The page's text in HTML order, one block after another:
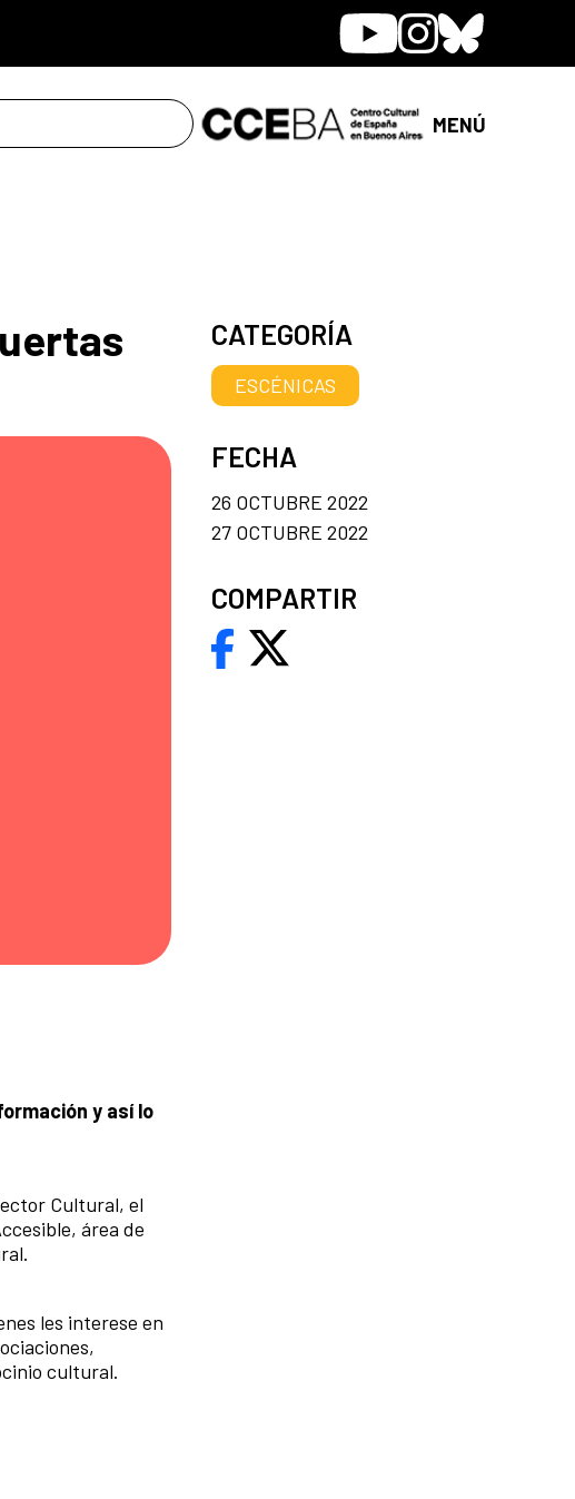
YoutubeInstagram
Bluesky
MENÚ
y así lo
Cultural, el
área de
les interese en
cultural.
CATEGORÍA
ESCÉNICAS
FECHA
26 OCTUBRE 2022
27 OCTUBRE 2022
COMPARTIR